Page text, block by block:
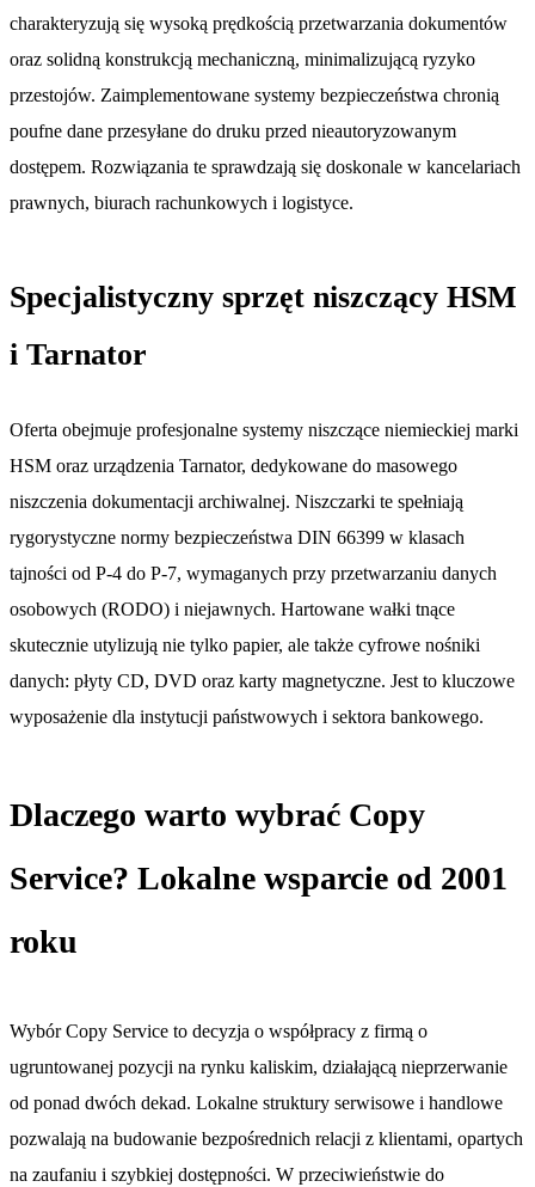
charakteryzują się wysoką prędkością przetwarzania dokumentów
oraz solidną konstrukcją mechaniczną, minimalizującą ryzyko
przestojów. Zaimplementowane systemy bezpieczeństwa chronią
poufne dane przesyłane do druku przed nieautoryzowanym
dostępem. Rozwiązania te sprawdzają się doskonale w kancelariach
prawnych, biurach rachunkowych i logistyce.
Specjalistyczny sprzęt niszczący HSM
i Tarnator
Oferta obejmuje profesjonalne systemy niszczące niemieckiej marki
HSM oraz urządzenia Tarnator, dedykowane do masowego
niszczenia dokumentacji archiwalnej. Niszczarki te spełniają
rygorystyczne normy bezpieczeństwa DIN 66399 w klasach
tajności od P-4 do P-7, wymaganych przy przetwarzaniu danych
osobowych (RODO) i niejawnych. Hartowane wałki tnące
skutecznie utylizują nie tylko papier, ale także cyfrowe nośniki
danych: płyty CD, DVD oraz karty magnetyczne. Jest to kluczowe
wyposażenie dla instytucji państwowych i sektora bankowego.
Dlaczego warto wybrać Copy
Service? Lokalne wsparcie od 2001
roku
Wybór Copy Service to decyzja o współpracy z firmą o
ugruntowanej pozycji na rynku kaliskim, działającą nieprzerwanie
od ponad dwóch dekad. Lokalne struktury serwisowe i handlowe
pozwalają na budowanie bezpośrednich relacji z klientami, opartych
na zaufaniu i szybkiej dostępności. W przeciwieństwie do